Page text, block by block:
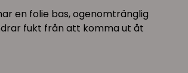
en folie bas, ogenomtränglig
fukt från att komma ut åt